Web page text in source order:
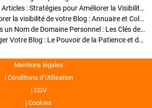
Optimisation SEO des Articles : Stratégies pour Améliorer la Visibilité de Votre Blog
Stratégies pour améliorer la visibilité de votre Blog : Annuaire et Collaborations
Pourquoi Investir dans un Nom de Domaine Personnel : Les Clés de la Réussite de Votre Blog
Comment Faire Émerger Votre Blog : Le Pouvoir de la Patience et de la Persévérance
Mentions légales
Conditions d’Utilisation
CGV
Cookies